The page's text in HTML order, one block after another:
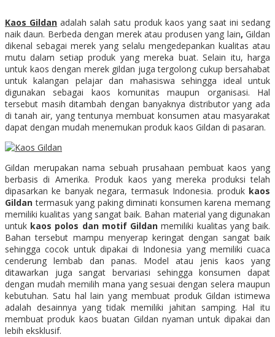
Kaos Gildan adalah salah satu produk kaos yang saat ini sedang
naik daun. Berbeda dengan merek atau produsen yang lain,Gildan
dikenal sebagai merek yang selalu mengedepankan kualitas atau
mutu dalam setiap produk yang mereka buat. Selain itu, harga
untuk kaos dengan merek gildan juga tergolong cukup bersahabat
untuk kalangan pelajar dan mahasiswa sehingga ideal untuk
digunakan sebagai kaos komunitas maupun organisasi. Hal
tersebut masih ditambah dengan banyaknya distributor yang ada
di tanah air, yang tentunya membuat konsumen atau masyarakat
dapat dengan mudah menemukan produk kaos Gildan di pasaran.
Gildan merupakan nama sebuah prusahaan pembuat kaos yang
berbasis di Amerika. Produk kaos yang mereka produksi telah
dipasarkan ke banyak negara, termasuk Indonesia. produk kaos
Gildan termasuk yang paking diminati konsumen karena memang
memiliki kualitas yang sangat baik. Bahan material yang digunakan
untuk kaos polos dan motif Gildan memiliki kualitas yang baik.
Bahan tersebut mampu menyerap keringat dengan sangat baik
sehingga cocok untuk dipakai di Indonesia yang memiliki cuaca
cenderung lembab dan panas. Model atau jenis kaos yang
ditawarkan juga sangat bervariasi sehingga konsumen dapat
dengan mudah memilih mana yang sesuai dengan selera maupun
kebutuhan. Satu hal lain yang membuat produk Gildan istimewa
adalah desainnya yang tidak memiliki jahitan samping. Hal itu
membuat produk kaos buatan Gildan nyaman untuk dipakai dan
lebih eksklusif.